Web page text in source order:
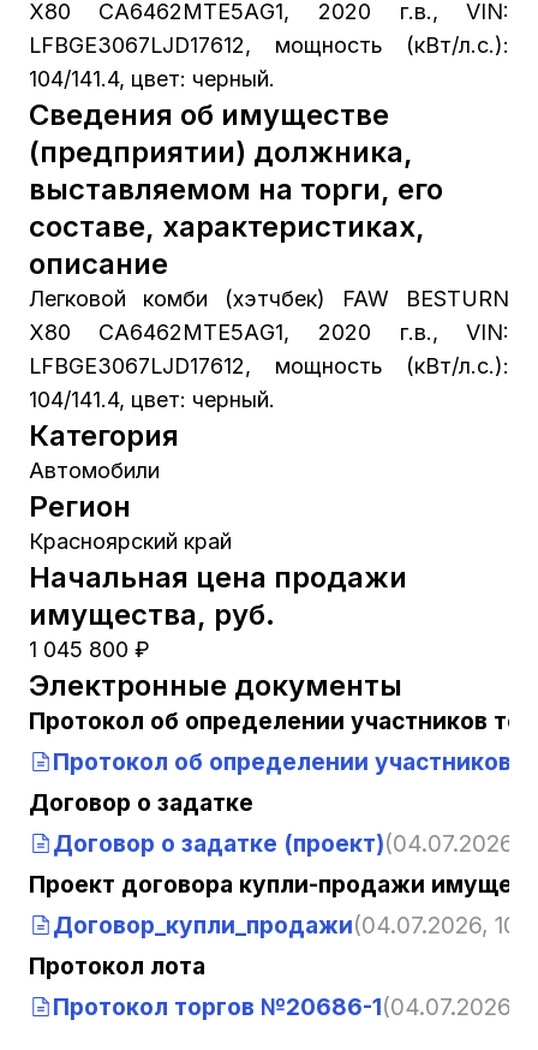
X80 СА6462МТЕ5АG1, 2020 г.в., VIN:
LFBGE3067LJD17612, мощность (кВт/л.с.):
104/141.4, цвет: черный.
Сведения об имуществе
(предприятии) должника,
выставляемом на торги, его
составе, характеристиках,
описание
Легковой комби (хэтчбек) FAW BESTURN
X80 СА6462МТЕ5АG1, 2020 г.в., VIN:
LFBGE3067LJD17612, мощность (кВт/л.с.):
104/141.4, цвет: черный.
Категория
Автомобили
Регион
Красноярский край
Начальная цена продажи
имущества, руб.
1 045 800 ₽
Электронные документы
Протокол об определении участников
Протокол об определении участников
Договор о задатке
Договор о задатке (проект)(04.07.2026,
Проект договора купли-продажи
Договор_купли_продажи(04.07.2026,
Протокол лота
Протокол торгов №20686-1(04.07.2026,